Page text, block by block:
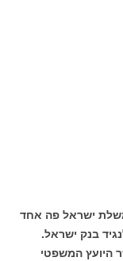
1976, החליטה ממשלת ישראל פה אחד
בנק ישראל.
המשפטי